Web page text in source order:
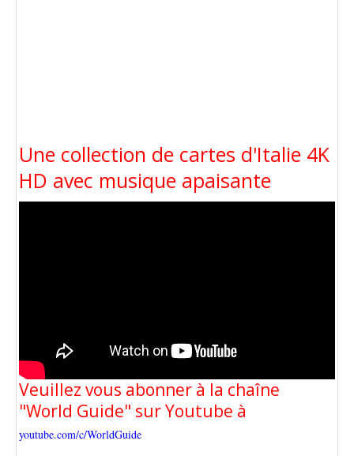
Une collection de cartes d'Italie 4K
HD avec musique apaisante
Veuillez vous abonner à la chaîne
"World Guide" sur Youtube à
youtube.com/c/WorldGuide